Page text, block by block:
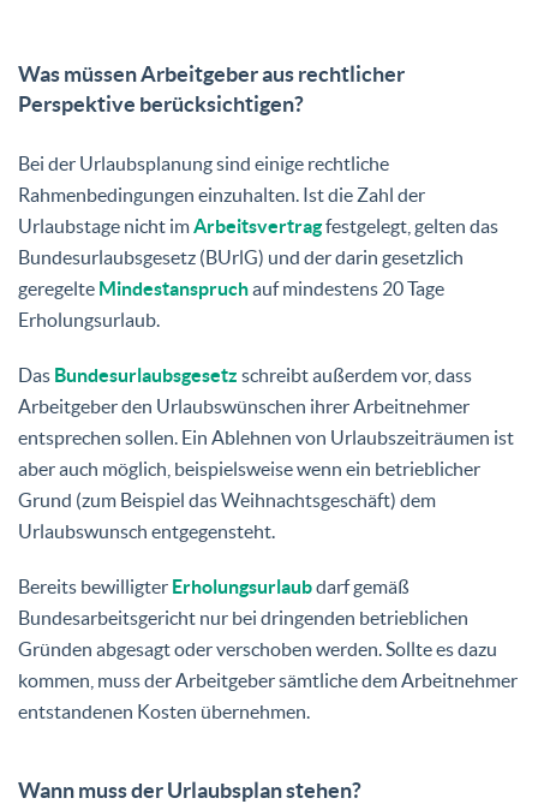
Was müssen Arbeitgeber aus rechtlicher
Perspektive berücksichtigen?
Bei der Urlaubsplanung sind einige rechtliche
Rahmenbedingungen einzuhalten. Ist die Zahl der
Urlaubstage nicht imArbeitsvertragfestgelegt, gelten das
Bundesurlaubsgesetz (BUrlG) und der darin gesetzlich
geregelte Mindestanspruchauf mindestens 20 Tage
Erholungsurlaub.
Das Bundesurlaubsgesetz schreibt außerdem vor, dass
Arbeitgeber den Urlaubswünschen ihrer Arbeitnehmer
entsprechen sollen. Ein Ablehnen von Urlaubszeiträumen ist
aber auch möglich, beispielsweise wenn ein betrieblicher
Grund (zum Beispiel das Weihnachtsgeschäft) dem
Urlaubswunsch entgegensteht.
Bereits bewilligter Erholungsurlaubdarf gemäß
Bundesarbeitsgericht nur bei dringenden betrieblichen
Gründen abgesagt oder verschoben werden. Sollte es dazu
kommen, muss der Arbeitgeber sämtliche dem Arbeitnehmer
entstandenen Kosten übernehmen.
Wann muss der Urlaubsplan stehen?